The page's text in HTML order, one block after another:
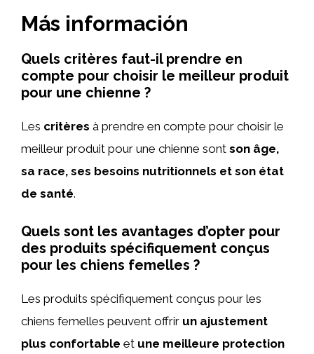
Más información
Quels critères faut-il prendre en
compte pour choisir le meilleur produit
pour une chienne ?
Les critères à prendre en compte pour choisir le
meilleur produit pour une chienne sont son âge,
sa race, ses besoins nutritionnels et son état
de santé.
Quels sont les avantages d’opter pour
des produits spécifiquement conçus
pour les chiens femelles ?
Les produits spécifiquement conçus pour les
chiens femelles peuvent offrir un ajustement
plus confortable et une meilleure protection